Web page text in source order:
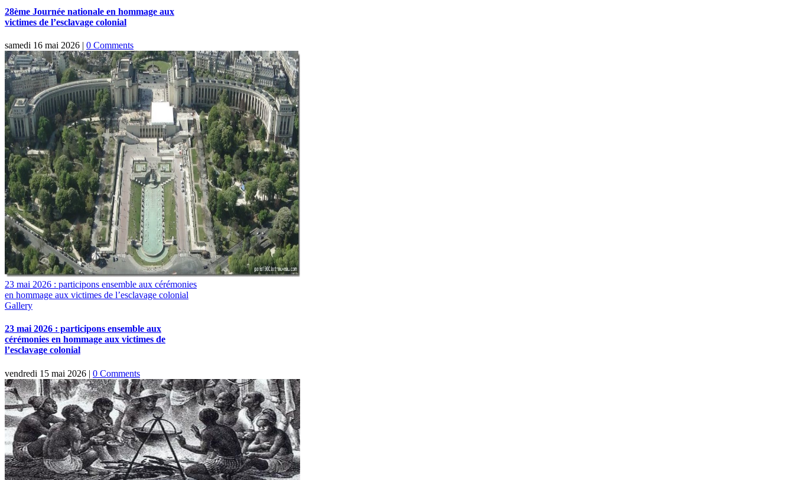
28ème Journée nationale en hommage aux
victimes de l’esclavage colonial
samedi 16 mai 2026 | 0 Comments
23 mai 2026 : participons ensemble aux cérémonies
en hommage aux victimes de l’esclavage colonial
Gallery
23 mai 2026 : participons ensemble aux
cérémonies en hommage aux victimes de
l’esclavage colonial
vendredi 15 mai 2026 | 0 Comments